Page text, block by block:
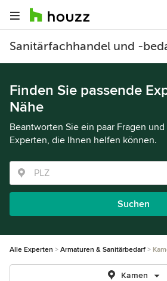
Sanitärfachhandel und -
Finden Sie passende
Nähe
Beantworten Sie ein paar Fragen
Experten, die Ihnen helfen können.
Suchen
Alle Experten Armaturen & Sanitärbedarf
Kamen